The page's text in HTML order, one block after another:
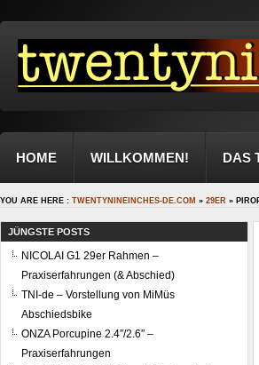
HOME WILLKOMMEN! DAS
YOU ARE HERE : TWENTYNINEINCHES-DE.COM » 29ER »
JÜNGSTE POSTS
NICOLAI G1 29er Rahmen –
Praxiserfahrungen (& Abschied)
TNI-de – Vorstellung von MiMüs
Abschiedsbike
ONZA Porcupine 2.4″/2.6″ –
Praxiserfahrungen